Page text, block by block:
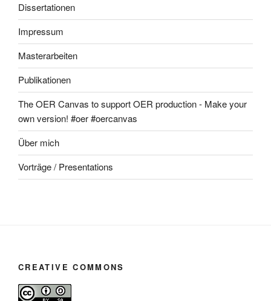
Dissertationen
Impressum
Masterarbeiten
Publikationen
The OER Canvas to support OER production - Make your
own version! #oer #oercanvas
Über mich
Vorträge / Presentations
CREATIVE COMMONS